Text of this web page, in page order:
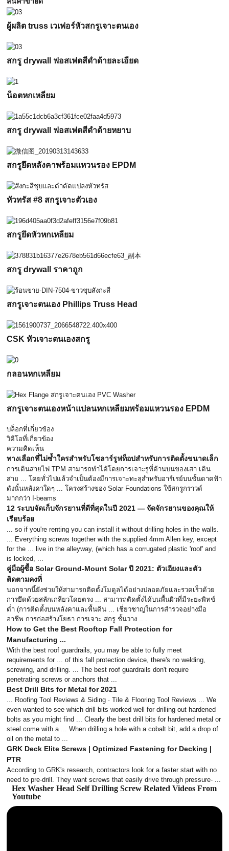
ผู้ผลิต truss เวเฟอร์หัวสกรูเจาะตนเอง
สกรู drywall ฟอสเฟตสีดำด้ายละเอียด
น็อตหกเหลี่ยม
สกรู drywall ฟอสเฟตสีดำด้ายหยาบ
สกรูยึดหลังคาพร้อมแหวนรอง EPDM
หัวทรัส #8 สกรูเจาะตัวเอง
สกรูยึดหัวหกเหลี่ยม
สกรู drywall ราคาถูก
สกรูเจาะตนเอง Phillips Truss Head
CSK หัวเจาะตนเองสกรู
กลอนหกเหลี่ยม
สกรูเจาะตนเองหน้าแปลนหกเหลี่ยมพร้อมแหวนรอง EPDM
บล็อกที่เกี่ยวข้อง
วิดีโอที่เกี่ยวข้อง
ความคิดเห็น
ทางเลือกที่ไม่ซ้ำใครสำหรับโซลาร์รูฟท็อปสำหรับการติดตั้งขนาดเล็ก
การเดินสายไฟ TPM สามารถทำได้โดยการเจาะรูที่ด้านบนของเสา เดิน
สาย ... โดยทั่วไปแล้วจำเป็นต้องมีการเจาะทะลุสำหรับอาร์เรย์บนชั้นดาดฟ้า
ดังนั้นหลังคาใดๆ ... โครงสร้างของ Solar Foundations ใช้สกรูกราวด์
มากกว่า I-beams
12 ระบบจัดเก็บจักรยานที่ดีที่สุดในปี 2021 — จัดจักรยานของคุณให้
เรียบร้อย
... so if you're renting you can install it without drilling holes in the walls.
... Everything screws together with the supplied 4mm Allen key, except
for the ... live in the alleyway, (which has a corrugated plastic 'roof' and
is locked, ...
คู่มือผู้ซื้อ Solar Ground-Mount Solar ปี 2021: ตัวเอียงและตัว
ติดตามคงที่
นอกจากนี้ยังช่วยให้สามารถติดตั้งโมดูลได้อย่างปลอดภัยและรวดเร็วด้วย
การยึดด้วยสลักเกลียวโดยตรง ... สามารถติดตั้งได้บนพื้นผิวที่มีระยะพิทช์
ต่ำ (การติดตั้งบนหลังคาและพื้นดิน ... เชี่ยวชาญในการสำรวจอย่างมือ
อาชีพ การก่อสร้างโยธา การเจาะ สกรู ชั้นวาง .. .
How to Get the Best Rooftop Fall Protection for
Manufacturing ...
With the best roof guardrails, you may be able to fully meet
requirements for ... of this fall protection device, there's no welding,
screwing, and drilling. ... The best roof guardrails don't require
penetrating screws or anchors that ...
Best Drill Bits for Metal for 2021
... Roofing Tool Reviews & Siding · Tile & Flooring Tool Reviews ... We
even wanted to see which drill bits worked well for drilling out hardened
bolts as you might find ... Clearly the best drill bits for hardened metal or
steel come with a ... When drilling a hole with a cobalt bit, add a drop of
oil on the metal to ...
GRK Deck Elite Screws | Optimized Fastening for Decking |
PTR
According to GRK's research, contractors look for a faster start with no
need to pre-drill. They want screws that easily drive through pressure- ...
Hex Washer Head Self Drilling Screw Related Videos From
Youtube